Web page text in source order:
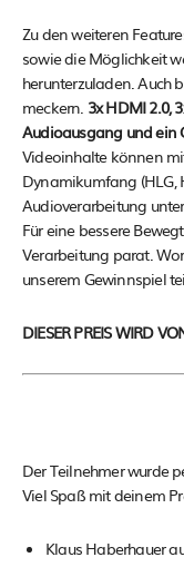
Zu den weiteren
sowie die Möglichkeit
herunterzuladen. Auch
meckern. 3x HDMI 2.0,
Audioausgang und ein
Videoinhalte können
Dynamikumfang (HLG,
Audioverarbeitung
Für eine bessere
Verarbeitung parat.
unserem Gewinnspiel
DIESER PREIS WIRD
Der Teilnehmer wurde
Viel Spaß mit deinem
Klaus Haberhauer